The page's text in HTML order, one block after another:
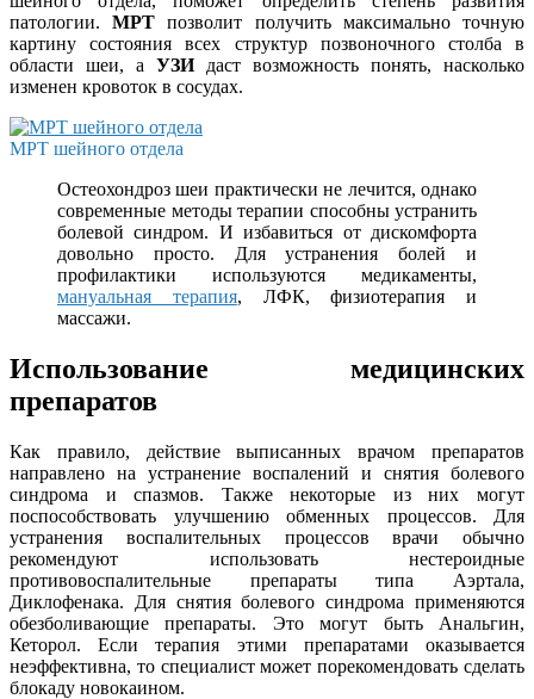
патологии.МРТ позволит получить максимально точную
картину состояния всех структур позвоночного столба в
области шеи, а УЗИдаст возможность понять, насколько
изменен кровоток в сосудах.
МРТ шейного отдела
Остеохондроз шеи практически не лечится, однако
современные методы терапии способны устранить
болевой синдром. И избавиться от дискомфорта
довольно просто. Для устранения болей и
профилактики используются медикаменты,
мануальная терапия, ЛФК, физиотерапия и
массажи.
Использование медицинских
препаратов
Как правило, действие выписанных врачом препаратов
направлено на устранение воспалений и снятия болевого
синдрома и спазмов. Также некоторые из них могут
поспособствовать улучшению обменных процессов. Для
устранения воспалительных процессов врачи обычно
рекомендуют использовать нестероидные
противовоспалительные препараты типа Аэртала,
Диклофенака. Для снятия болевого синдрома применяются
обезболивающие препараты. Это могут быть Анальгин,
Кеторол. Если терапия этими препаратами оказывается
неэффективна, то специалист может порекомендовать сделать
блокаду новокаином.